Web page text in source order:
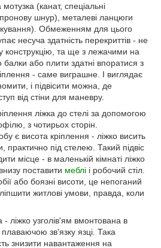
(канат, спеціальні
шнур), металеві ланцюги
кування). Обмеженням для цього
несуча здатність перекриттів - не
конструкцію, та ще з лежачими на
або плити здатні впоратися з
- саме виграшне. І виглядає
і підвісити можна, де
від стіни для маневру.
ліжка до стелі за допомогою
з чотирьох сторін.
є висота кріплення - ліжко висить
практично під стелею. Такий підвіс
місце - в маленькій кімнаті ліжко
поставити меблі і робочий стіл.
або боязні висоти, це непоганий
житлові умови, правда, коли
- ліжко узголів'ям вмонтована в
плаваючою зв'язку язці. Така
знизити навантаження на